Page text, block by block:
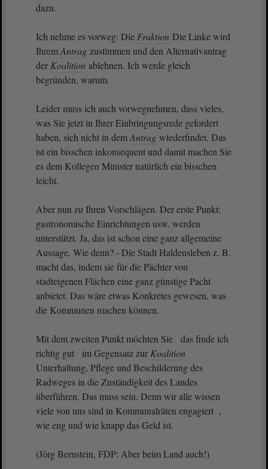
dazu.
Ich nehme es vorweg: Die Fraktion Die Linke wird
IhremAntrag zustimmen und den Alternativantrag
der Koalition ablehnen. Ich werde gleich
begründen, warum.
Leider muss ich auch vorwegnehmen, dass vieles,
was Sie jetzt in Ihrer Einbringungsrede gefordert
haben, sich nicht in demAntrag wiederfindet. Das
ist ein bisschen inkonsequent und damit machen Sie
es dem Kollegen Minister natürlich ein bisschen
leicht.
Aber nun zu Ihren Vorschlägen. Der erste Punkt:
gastronomische Einrichtungen usw. werden
unterstützt. Ja, das ist schon eine ganz allgemeine
Aussage. Wie denn? - Die Stadt Haldensleben z. B.
macht das, indem sie für die Pächter von
stadteigenen Flächen eine ganz günstige Pacht
anbietet. Das wäre etwas Konkretes gewesen, was
die Kommunen machen können.
Mit dem zweiten Punkt möchten Sie das finde ich
richtig gut im Gegensatz zur Koalition
Unterhaltung, Pflege und Beschilderung des
Radweges in die Zuständigkeit des Landes
überführen. Das muss sein. Denn wir alle wissen
viele von uns sind in Kommunalräten engagiert ,
wie eng und wie knapp das Geld ist.
(Jörg Bernstein, FDP: Aber beim Land auch!)